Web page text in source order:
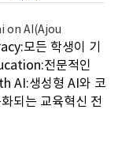
on AI(Ajou
모든 학생이 기
전문적인
AI:생성형 AI와 코
되는 교육혁신 전